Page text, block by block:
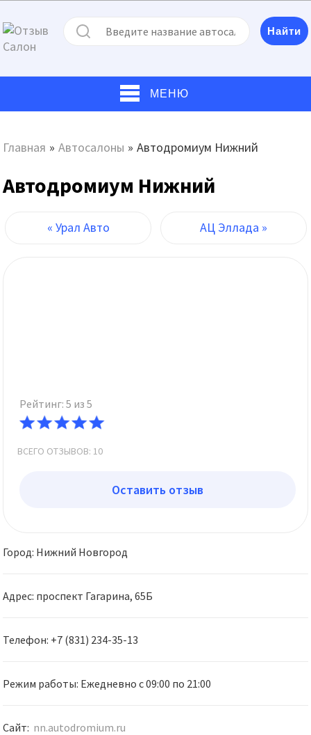
МЕНЮ
Главная » Автосалоны » Автодромиум Нижний
Автодромиум Нижний
« Урал Авто АЦ Эллада »
Город: Нижний Новгород
Адрес: проспект Гагарина, 65Б
Телефон: +7 (831) 234-35-13
Режим работы: Ежедневно с 09:00 по 21:00
Сайт: nn.autodromium.ru
Рейтинг: 5 из 5
ВСЕГО ОТЗЫВОВ: 10
Оставить отзыв